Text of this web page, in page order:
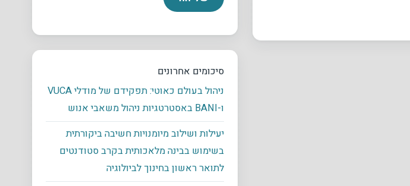
סיכומים אחרונים
ניהול בעולם כאוטי: תפקידם של מודלי VUCA
ו-BANI באסטרטגיות ניהול משאבי אנוש
יעילות ושילוב מיומנויות חשיבה ביקורתית
בשימוש בבינה מלאכותית בקרב סטודנטים
לתואר ראשון בחינוך לביולוגיה